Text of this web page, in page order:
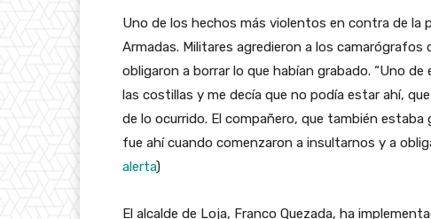
Uno de los hechos más violentos en contra de la
Armadas. Militares agredieron a los camarógrafos
obligaron a borrar lo que habían grabado. “Uno
las costillas y me decía que no podía estar ahí,
de lo ocurrido. El compañero, que también
fue ahí cuando comenzaron a insultarnos y a
alerta)
El alcalde de Loja, Franco Quezada, ha